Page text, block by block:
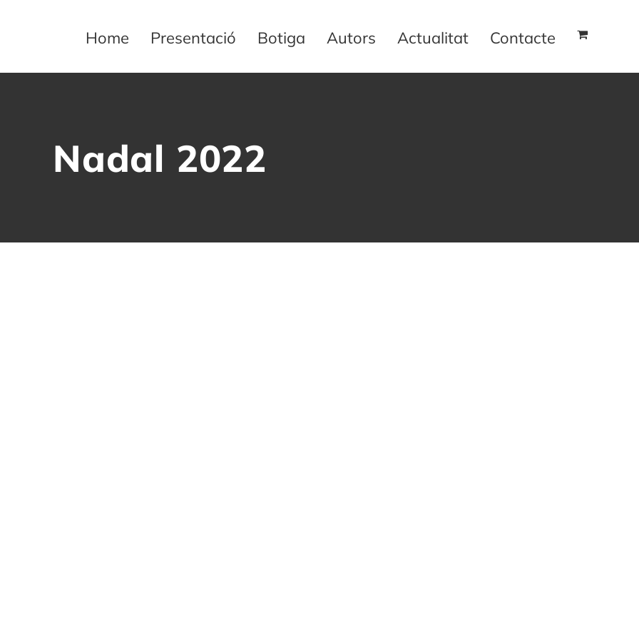
Home Presentació Botiga Autors Actualitat Contacte
Nadal 2022